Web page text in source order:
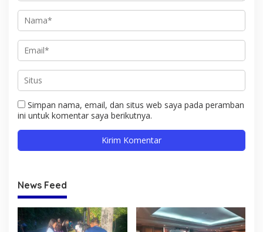
Simpan nama, email, dan situs web saya pada peramban
ini untuk komentar saya berikutnya.
News Feed